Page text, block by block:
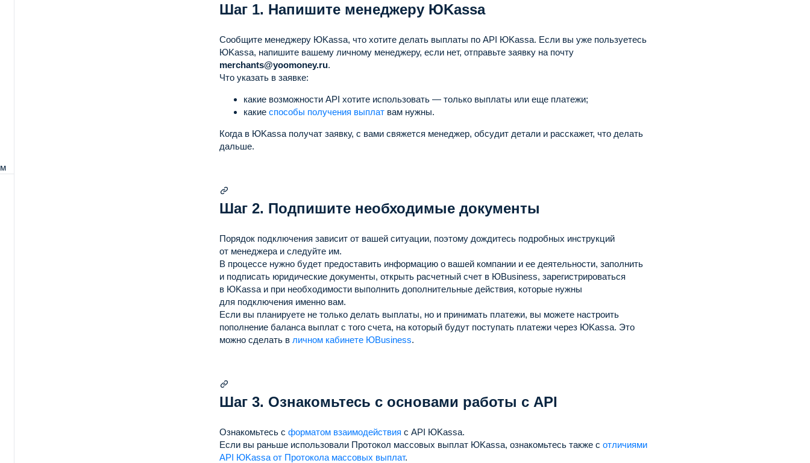
Шаг 1. Напишите менеджеру ЮKassa
Сообщите менеджеру ЮKassa, что хотите делать выплаты по API ЮKassa. Если вы уже пользуетесь
ЮKassa, напишите вашему личному менеджеру, если нет, отправьте заявку на почту
merchants@yoomoney.ru.
Что указать в заявке:
какие возможности API хотите использовать — только выплаты или еще платежи;
какие способы получения выплат вам нужны.
Когда в ЮKassa получат заявку, с вами свяжется менеджер, обсудит детали и расскажет, что делать
дальше.
Шаг 2. Подпишите необходимые документы
Порядок подключения зависит от вашей ситуации, поэтому дождитесь подробных инструкций
от менеджера и следуйте им.
В процессе нужно будет предоставить информацию о вашей компании и ее деятельности, заполнить
и подписать юридические документы, открыть расчетный счет в ЮBusiness, зарегистрироваться
в ЮKassa и при необходимости выполнить дополнительные действия, которые нужны
для подключения именно вам.
Если вы планируете не только делать выплаты, но и принимать платежи, вы можете настроить
пополнение баланса выплат с того счета, на который будут поступать платежи через ЮKassa. Это
можно сделать в личном кабинете ЮBusiness.
Шаг 3. Ознакомьтесь с основами работы с API
Ознакомьтесь с форматом взаимодействия с API ЮKassa.
Если вы раньше использовали Протокол массовых выплат ЮKassa, ознакомьтесь также с отличиями
API ЮKassa от Протокола массовых выплат.